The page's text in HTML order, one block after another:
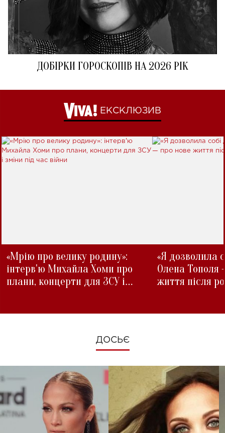
ДОБІРКИ ГОРОСКОПІВ НА 2026 РІК
ЕКСКЛЮЗИВ
«Мрію про велику родину»:
інтерв'ю Михайла Хоми про
плани, концерти для ЗСУ і
«Я дозволила
Олена Тополя
життя після
ДОСЬЄ